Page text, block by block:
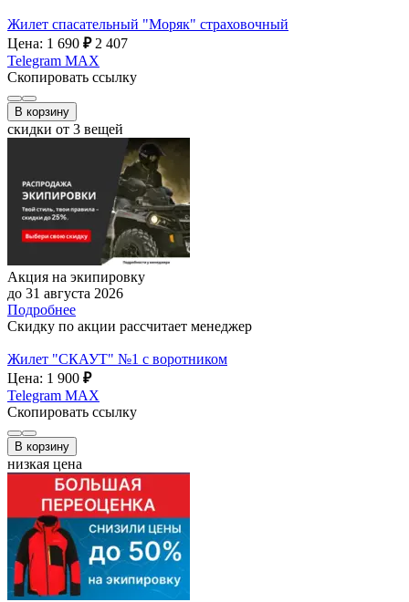
Жилет спасательный "Моряк" страховочный
Цена: 1 690 ₽ 2 407
Telegram MAX
Скопировать ссылку
В корзину
скидки от 3 вещей
Акция на экипировку
до 31 августа 2026
Подробнее
Скидку по акции рассчитает менеджер
Жилет "СКАУТ" №1 с воротником
Цена: 1 900 ₽
Telegram MAX
Скопировать ссылку
В корзину
низкая цена